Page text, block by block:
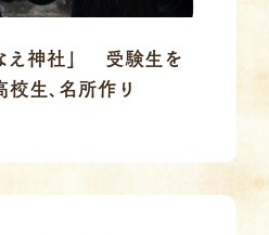
え神社」 受験生を
生､名所作り